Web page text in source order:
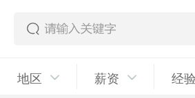
地区 薪资 经验